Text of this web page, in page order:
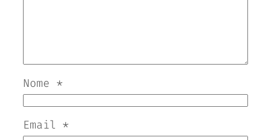
Nome *
Email *